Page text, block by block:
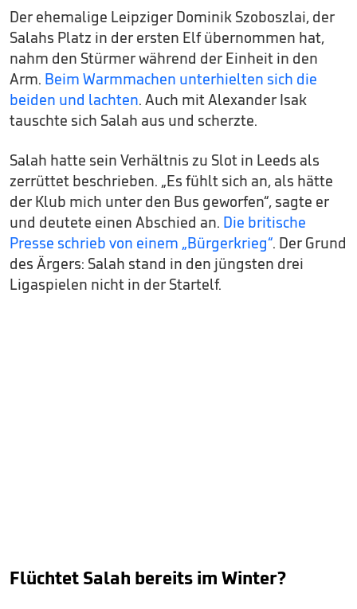
Der ehemalige Leipziger Dominik Szoboszlai, der
Salahs Platz in der ersten Elf übernommen hat,
nahm den Stürmer während der Einheit in den
Arm. Beim Warmmachen unterhielten sich die
beiden und lachten. Auch mit Alexander Isak
tauschte sich Salah aus und scherzte.
Salah hatte sein Verhältnis zu Slot in Leeds als
zerrüttet beschrieben. „Es fühlt sich an, als hätte
der Klub mich unter den Bus geworfen“, sagte er
und deutete einen Abschied an. Die britische
Presse schrieb von einem „Bürgerkrieg“. Der Grund
des Ärgers: Salah stand in den jüngsten drei
Ligaspielen nicht in der Startelf.
Flüchtet Salah bereits im Winter?